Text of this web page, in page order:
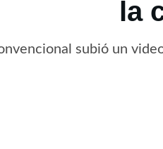
la
subió un